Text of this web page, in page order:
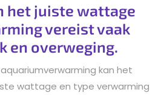
het juiste wattage
vereist vaak
en overweging.
kan het
wattage en type verwarming